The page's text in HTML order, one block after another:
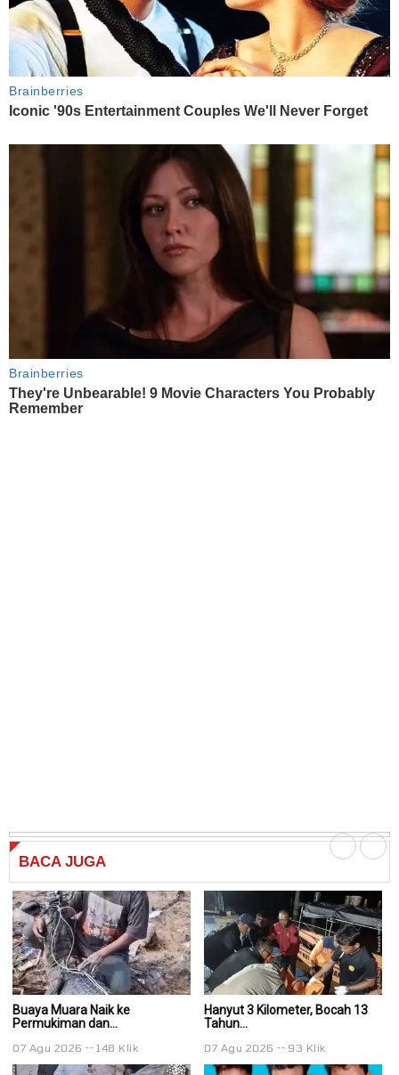
BACA JUGA
Buaya Muara Naik ke
Permukiman dan...
07 Agu 2026 148 Klik
Hanyut 3 Kilometer, Bocah 13
Tahun...
07 Agu 2026 93 Klik